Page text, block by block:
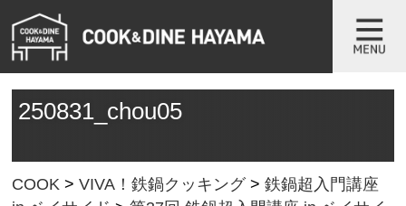
250831_chou05
COOK >VIVA！鉄鍋クッキング>鉄鍋超入門講座